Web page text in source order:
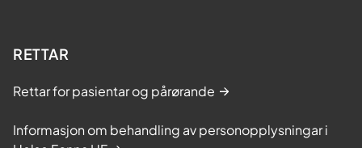
RETTAR
Rettar for pasientar og pårørande
Informasjon om behandling av personopplysningar i